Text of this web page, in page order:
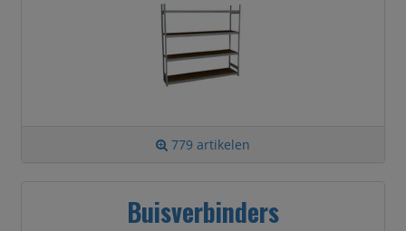
779 artikelen
Buisverbinders